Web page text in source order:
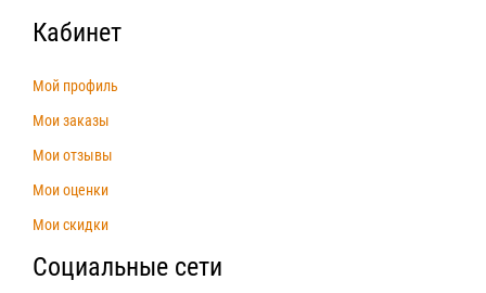
Кабинет
Мой профиль
Мои заказы
Мои отзывы
Мои оценки
Мои скидки
Социальные сети